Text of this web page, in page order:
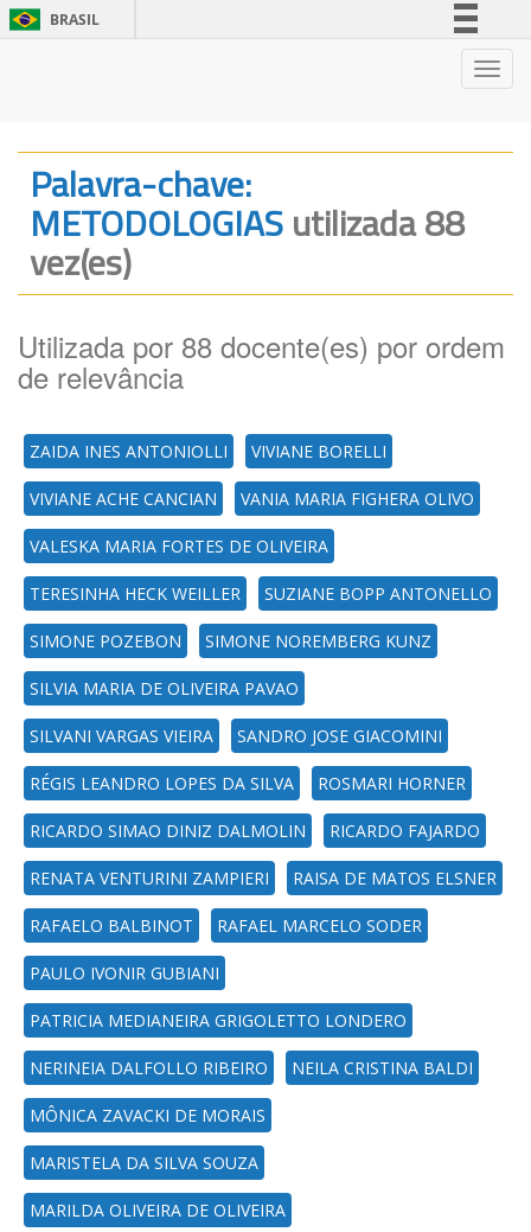
BRASIL
Canais
Palavra-chave:
METODOLOGIASutilizada 88
vez(es)
Utilizada por 88 docente(es) por ordem
de relevância
ZAIDA INES ANTONIOLLI VIVIANE BORELLI
VIVIANE ACHE CANCIAN VANIA MARIA FIGHERA OLIVO
VALESKA MARIA FORTES DE OLIVEIRA
TERESINHA HECK WEILLER SUZIANE BOPP ANTONELLO
SIMONE POZEBON SIMONE NOREMBERG KUNZ
SILVIA MARIA DE OLIVEIRA PAVAO
SILVANI VARGAS VIEIRA SANDRO JOSE GIACOMINI
RÉGIS LEANDRO LOPES DA SILVA ROSMARI HORNER
RICARDO SIMAO DINIZ DALMOLIN RICARDO FAJARDO
RENATA VENTURINI ZAMPIERI RAISA DE MATOS ELSNER
RAFAELO BALBINOT RAFAEL MARCELO SODER
PAULO IVONIR GUBIANI
PATRICIA MEDIANEIRA GRIGOLETTO LONDERO
NERINEIA DALFOLLO RIBEIRO NEILA CRISTINA BALDI
MÔNICA ZAVACKI DE MORAIS
MARISTELA DA SILVA SOUZA
MARILDA OLIVEIRA DE OLIVEIRA